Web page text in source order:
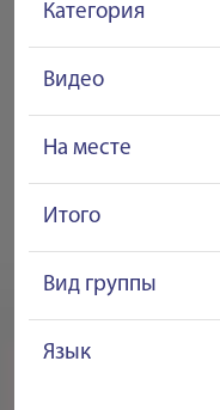
Категория
Видео
На месте
Итого
Вид группы
Язык